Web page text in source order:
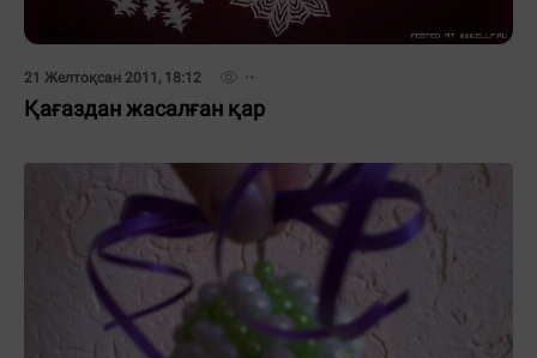
21 Желтоқсан 2011, 18:12
Қағаздан жасалған қар